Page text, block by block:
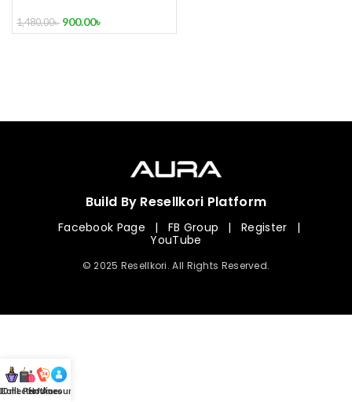
1,480.00৳ 900.00৳
Build By Resellkori Platform
Facebook Page | FB Group | Register
|
YouTube
© 2025 Resellkori. All Rights Reserved.
mL Perfumes
Hotline
Account